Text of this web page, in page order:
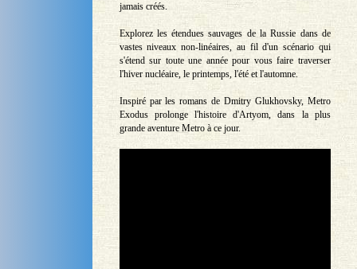
jamais créés.
Explorez les étendues sauvages de la Russie dans de
vastes niveaux non-linéaires, au fil d'un scénario qui
s'étend sur toute une année pour vous faire traverser
l'hiver nucléaire, le printemps, l'été et l'automne.
Inspiré par les romans de Dmitry Glukhovsky, Metro
Exodus prolonge l'histoire d'Artyom, dans la plus
grande aventure Metro à ce jour.